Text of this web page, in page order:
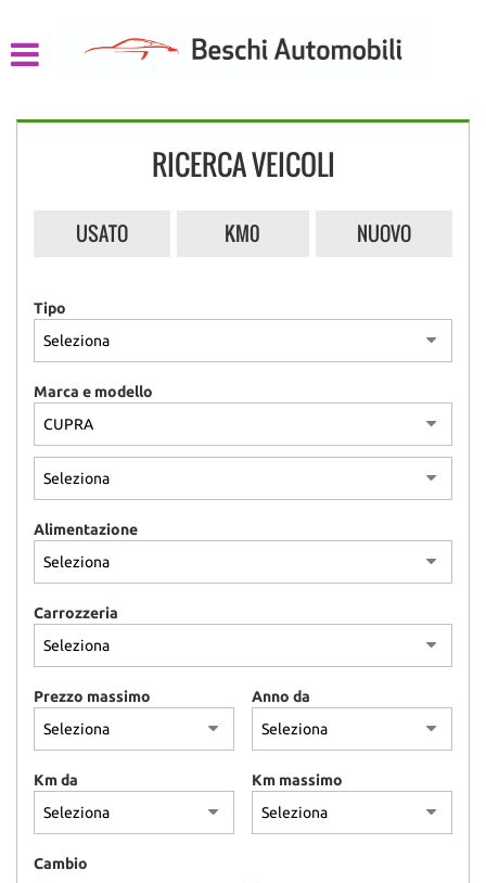
ACQUISTIAMO USATO
CONTATTI
RICERCA VEICOLI
USATO KM0 NUOVO
Tipo
Marca e modello
Alimentazione
Carrozzeria
Prezzo massimo Anno da
Km da Km massimo
Cambio